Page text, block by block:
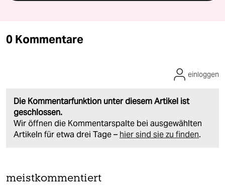
0 Kommentare
Die Kommentarfunktion unter diesem Artikel ist
geschlossen.
Wir öffnen die Kommentarspalte bei ausgewählten
Artikeln für etwa drei Tage – hier sind sie zu finden.
einloggen
meistkommentiert